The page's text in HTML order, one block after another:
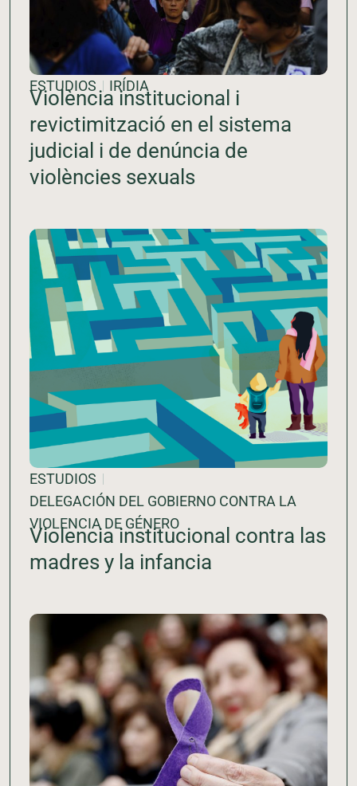
ESTUDIOS IRÍDIA
Violència institucional i
revictimització en el sistema
judicial i de denúncia de
violències sexuals
ESTUDIOS
DELEGACIÓN DEL GOBIERNO CONTRA LA
VIOLENCIA DE GÉNERO
Violencia institucional contra las
madres y la infancia